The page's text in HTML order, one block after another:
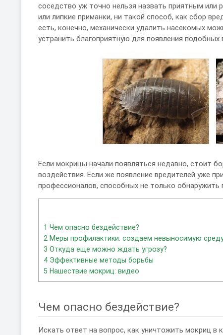
соседство уж точно нельзя назвать приятным
или липкие приманки, ни такой способ, как сбор
есть, конечно, механически удалить насекомых
устранить благоприятную для появления подобных
Если мокрицы начали появляться недавно, стоит
воздействия. Если же появление вредителей уже
профессионалов, способных не только обнаружить
1 Чем опасно бездействие?
2 Меры профилактики: создаем невыносимую
3 Откуда еще можно ждать угрозу?
4 Эффективные методы борьбы
5 Нашествие мокриц: видео
Чем опасно бездействие?
Искать ответ на вопрос, как уничтожить мокриц